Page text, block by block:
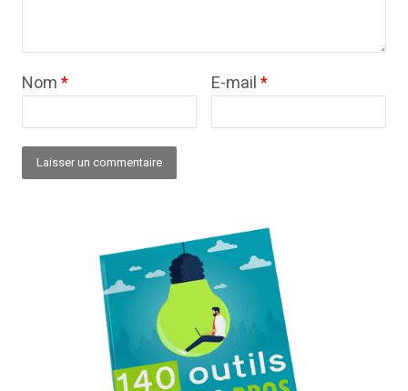
Nom* E-mail*